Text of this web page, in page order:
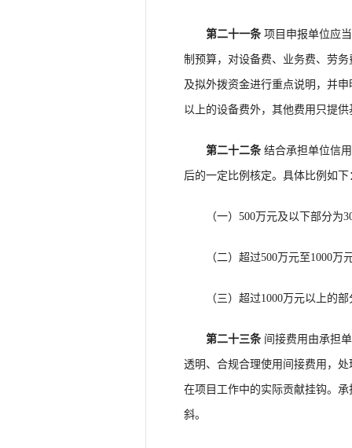
第二十一条项目申报单位应
制预算，对设备费、业务费、劳
及拟外拨资金进行重点说明，并
以上的设备费外，其他费用只提
第二十二条结合承担单位信
后的一定比例核定。具体比例如下
（一）500万元及以下部分为
（二）超过500万元至1000万
（三）超过1000万元以上的部
第二十三条间接费用由承担
透明、合规合理使用间接费用，
在项目工作中的实际贡献挂钩。
斜。